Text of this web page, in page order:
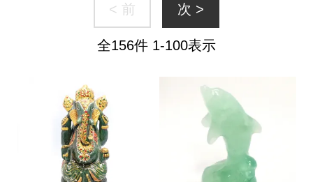
< 前 次 >
全156件 1-100表示